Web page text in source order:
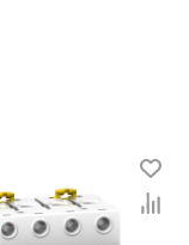
выключатели